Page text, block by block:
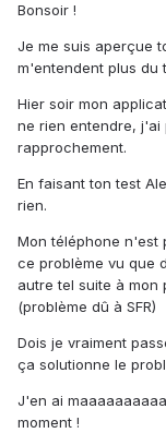
Bonsoir !
Je me suis aperçue
m'entendent plus du
Hier soir mon
ne rien entendre, j'ai
rapprochement.
En faisant ton test
rien.
Mon téléphone n'est
ce problème vu que
autre tel suite à mon
(problème dû à SFR)
Dois je vraiment
ça solutionne le
J'en ai
moment !